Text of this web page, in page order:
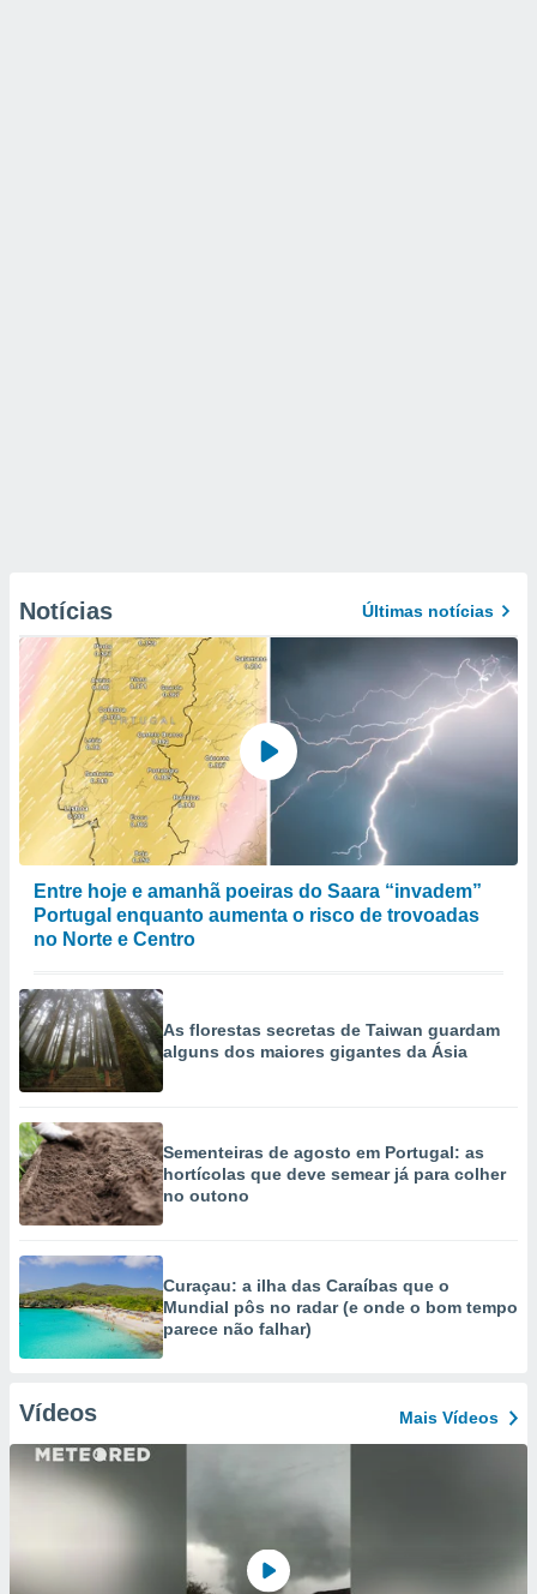
Notícias Últimas notícias
Entre hoje e amanhã poeiras do Saara “invadem”
Portugal enquanto aumenta o risco de trovoadas
no Norte e Centro
As florestas secretas de Taiwan guardam
alguns dos maiores gigantes da Ásia
Sementeiras de agosto em Portugal: as
hortícolas que deve semear já para colher
no outono
Curaçau: a ilha das Caraíbas que o
Mundial pôs no radar (e onde o bom tempo
parece não falhar)
Vídeos Mais Vídeos